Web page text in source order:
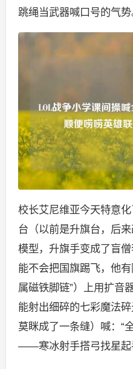
跳绳当武器喊口号的气势
校长艾尼维亚今天特意
台（以前是升旗台，后
模型，升旗手变成了盲
能不会把国旗踢飞，他
属磁铁脚链”）上用扩音
能射出细碎的七彩魔法
莫眯成了一条缝）喊：“
——寒冰射手搭弓找星起